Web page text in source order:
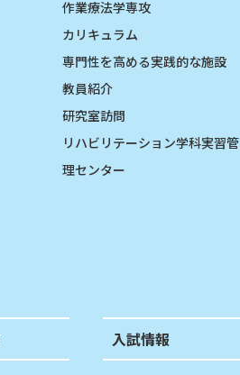
作業療法学専攻
カリキュラム
専門性を高める実践的な施設
教員紹介
研究室訪問
リハビリテーション学科実習管
理センター
入試情報